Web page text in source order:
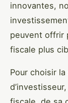
innovantes,
peuvent offrir
fiscale plus
Pour choisir